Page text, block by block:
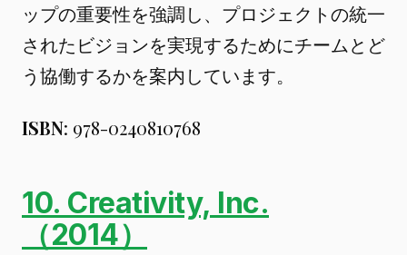
ップの重要性を強調し、プロジェクトの統一
されたビジョンを実現するためにチームとど
う協働するかを案内しています。
ISBN: 978-0240810768
10. Creativity, Inc.
（2014）